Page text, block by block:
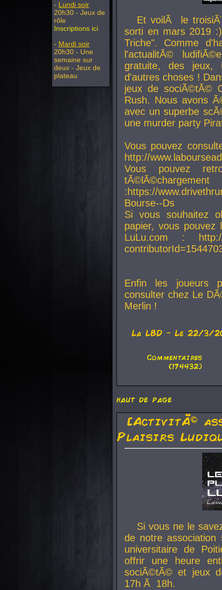
- Lundi soir
20h30 - Jeux de
rôle
Inscriptions ici
- Mardi soir
20h30 - Une
semaine sur
deux - Jeux de
plateau
Et voilÃ le
sorti en mars 2019
Triche". Comme
l'actualitÃ©
gratuite, des jeux,
d'autres choses !
jeux de sociÃ©tÃ©
Rush. Nous avons
avec un superbe
une murder party
Vous pouvez
http://
Vous pouvez
:https://
Bourse--Ds
Si vous souhaitez
papier, vous
LuLu.com : http://
Enfin les joueurs
consulter chez Le
Merlin !
La LBD - Le 22/3/
Commentaires
(174432)
haut de page
[ActivitÃ©
Plaisirs
Si vous ne le
de notre
universitaire de
offrir une heure
sociÃ©tÃ© et jeux
17h Ã 18h.